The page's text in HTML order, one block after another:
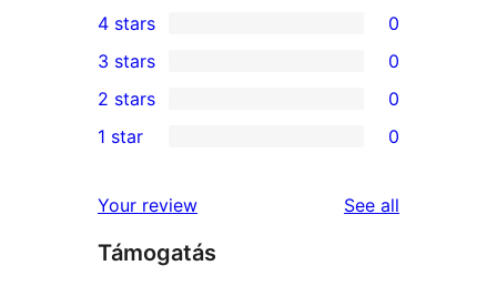
5-
star
reviews
4-
star
reviews
4 stars 0
0
3-
star
3 stars 0
2-
reviews
2 stars 0
star
reviews
1 star 0
Your review See all
Támogatás